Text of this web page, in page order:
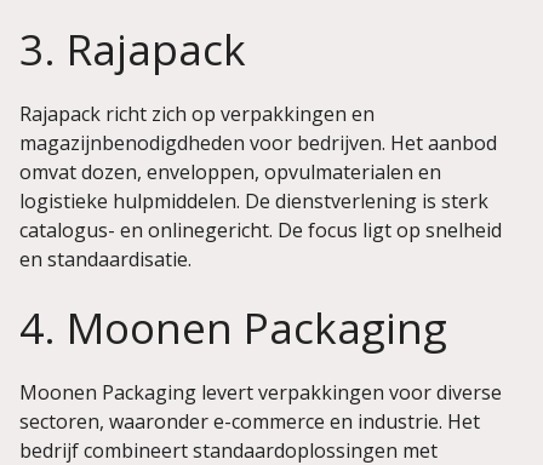
3. Rajapack
Rajapack richt zich op verpakkingen en
magazijnbenodigdheden voor bedrijven. Het aanbod
omvat dozen, enveloppen, opvulmaterialen en
logistieke hulpmiddelen. De dienstverlening is sterk
catalogus- en onlinegericht. De focus ligt op snelheid
en standaardisatie.
4. Moonen Packaging
Moonen Packaging levert verpakkingen voor diverse
sectoren, waaronder e-commerce en industrie. Het
bedrijf combineert standaardoplossingen met